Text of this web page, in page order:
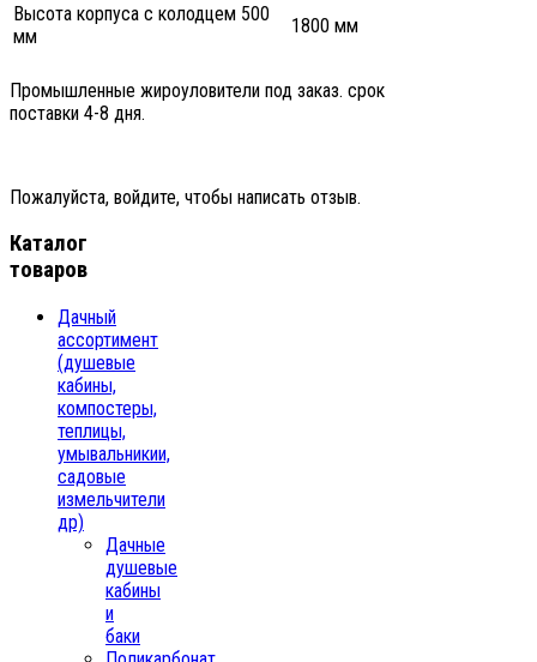
Высота корпуса с колодцем 500
мм
1800 мм
Промышленные жироуловители под заказ. срок
поставки 4-8 дня.
Пожалуйста, войдите, чтобы написать отзыв.
Каталог
товаров
Дачный
ассортимент
(душевые
кабины,
компостеры,
теплицы,
умывальникии,
садовые
измельчители
др)
Дачные
душевые
кабины
и
баки